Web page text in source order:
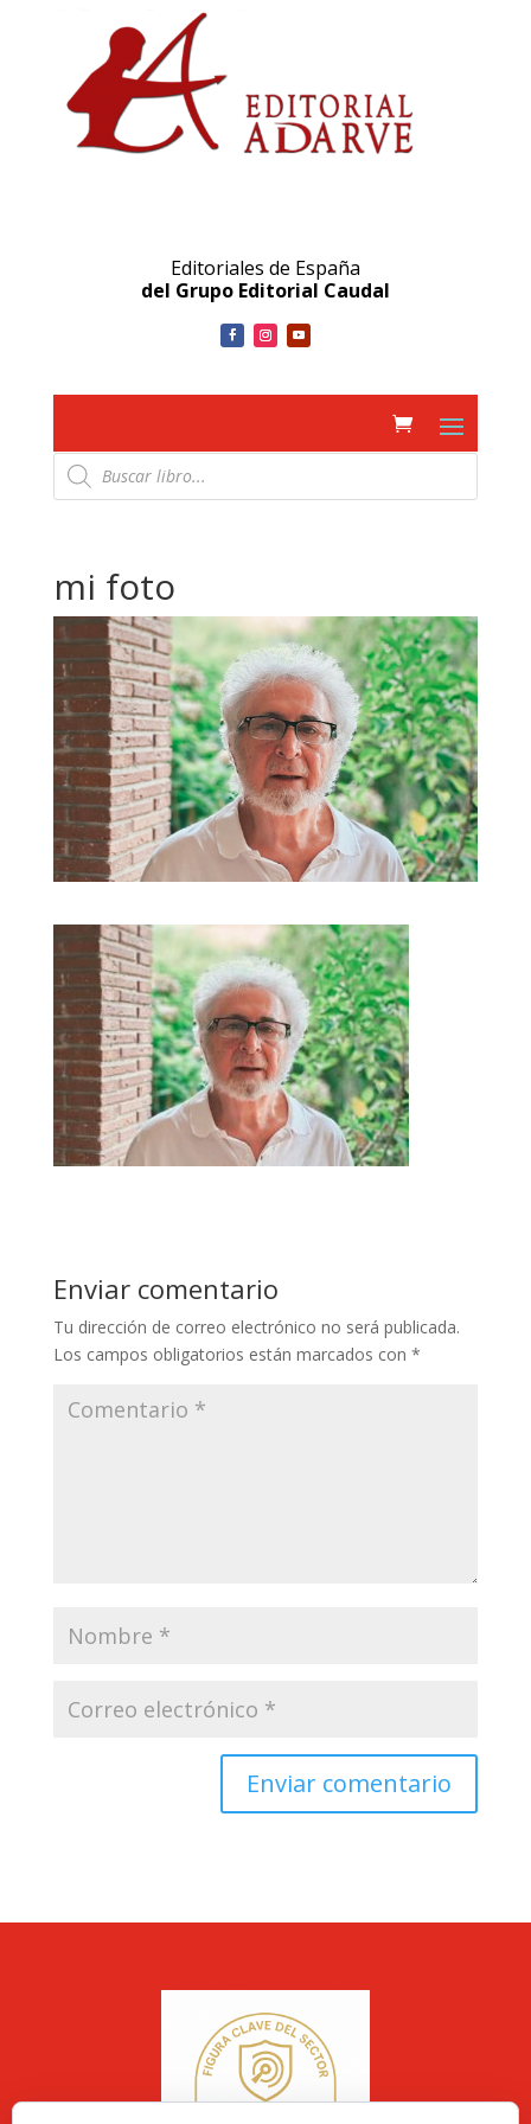
Editoriales de España
del Grupo Editorial Caudal
Búsqueda
de
productos
mi foto
Enviar comentario
Tu dirección de correo electrónico no será publicada.
Los campos obligatorios están marcados con *